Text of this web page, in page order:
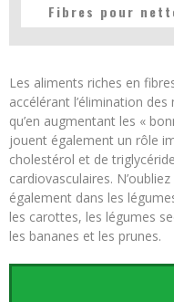
Fibres pour
Les aliments riches en
accélérant l’élimination
qu’en augmentant les «
jouent également un rôle
cholestérol et de
cardiovasculaires.
également dans les
les carottes, les légumes
les bananes et les prunes.